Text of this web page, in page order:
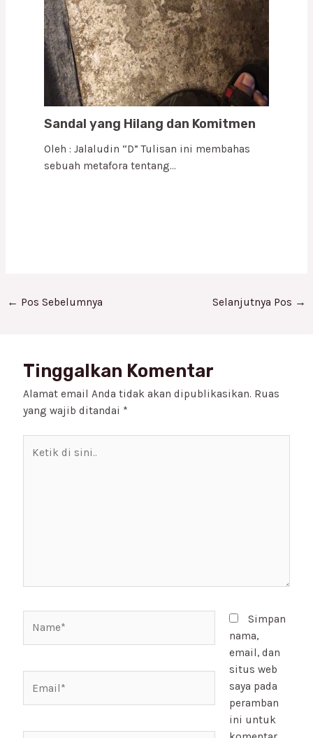
Sandal yang Hilang dan Komitmen
Oleh : Jalaludin “D” Tulisan ini membahas
sebuah metafora tentang…
← Pos Sebelumnya Selanjutnya Pos →
Tinggalkan Komentar
Alamat email Anda tidak akan dipublikasikan. Ruas
yang wajib ditandai *
Simpan
nama,
email, dan
situs web
saya pada
peramban
ini untuk